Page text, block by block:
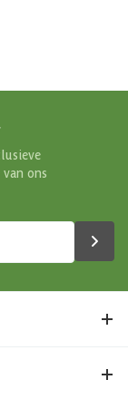
ons